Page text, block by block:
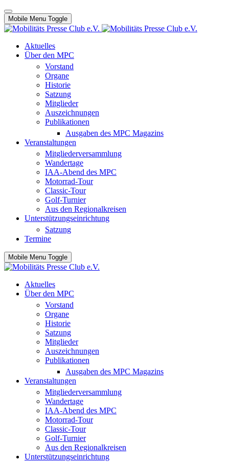
Mobile Menu Toggle
Aktuelles
Über den MPC
Vorstand
Organe
Historie
Satzung
Mitglieder
Auszeichnungen
Publikationen
Ausgaben des MPC Magazins
Veranstaltungen
Mitgliederversammlung
Wandertage
IAA-Abend des MPC
Motorrad-Tour
Classic-Tour
Golf-Turnier
Aus den Regionalkreisen
Unterstützungseinrichtung
Satzung
Termine
Mobile Menu Toggle
Aktuelles
Über den MPC
Vorstand
Organe
Historie
Satzung
Mitglieder
Auszeichnungen
Publikationen
Ausgaben des MPC Magazins
Veranstaltungen
Mitgliederversammlung
Wandertage
IAA-Abend des MPC
Motorrad-Tour
Classic-Tour
Golf-Turnier
Aus den Regionalkreisen
Unterstützungseinrichtung